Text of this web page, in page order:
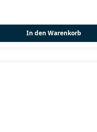
In den Warenkorb